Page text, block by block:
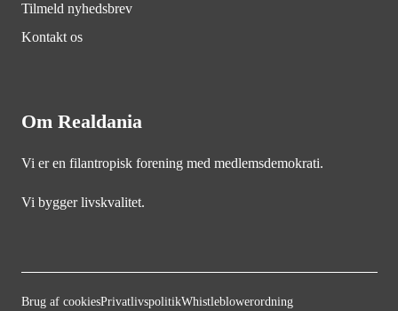
Tilmeld nyhedsbrev
Kontakt os
Om Realdania
Vi er en filantropisk forening med medlemsdemokrati.
Vi bygger livskvalitet.
Brug af cookiesPrivatlivspolitikWhistleblowerordning